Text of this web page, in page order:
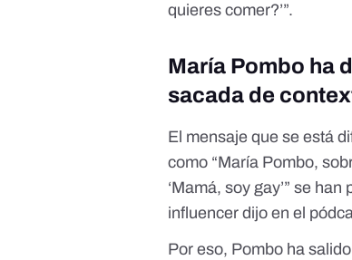
quieres comer?’”.
María Pombo ha
sacada de
El mensaje que se está
como “María Pombo,
‘Mamá, soy gay’” se
influencer dijo en el
Por eso, Pombo ha